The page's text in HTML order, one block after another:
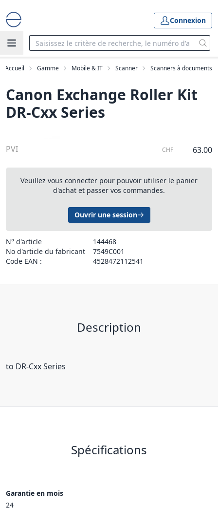
Connexion
Accueil Gamme Mobile & IT Scanner Scanners à documents
Canon Exchange Roller Kit
DR-Cxx Series
PVI CHF 63.00
Veuillez vous connecter pour pouvoir utiliser le panier
d'achat et passer vos commandes.
Ouvrir une session
N° d'article
144468
No d'article du fabricant
7549C001
Code EAN :
4528472112541
Description
to DR-Cxx Series
Spécifications
Garantie en mois
24